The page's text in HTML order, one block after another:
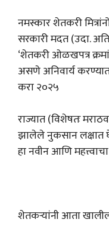
नमस्कार शेतकरी
सरकारी मदत (उदा.
‘शेतकरी ओळखपत्र
असणे अनिवार्य
करा २०२५
राज्यात (विशेषतः
झालेले नुकसान लक्षात
हा नवीन आणि
शेतकऱ्यांनी आता खालील